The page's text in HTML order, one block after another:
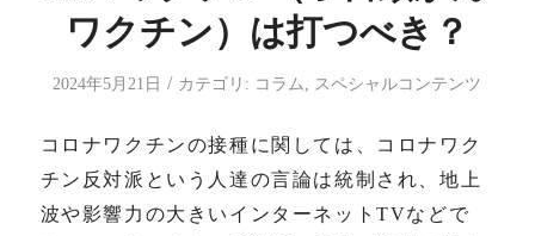
ワクチン）は打つべき？
2024年5月21日 / カテゴリ: コラム, スペシャルコンテンツ
コロナワクチンの接種に関しては、コロナワク
チン反対派という人達の言論は統制され、地上
波や影響力の大きいインターネットTVなどで